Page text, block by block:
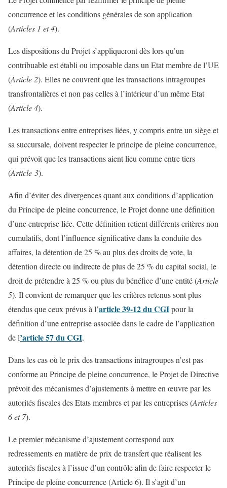
concurrence et les conditions générales de son application
(Articles 1 et 4).
Les dispositions du Projet s’appliqueront dès lors qu’un
contribuable est établi ou imposable dans un Etat membre de l’UE
(Article 2). Elles ne couvrent que les transactions intragroupes
transfrontalières et non pas celles à l’intérieur d’un même Etat
(Article 4).
Les transactions entre entreprises liées, y compris entre un siège et
sa succursale, doivent respecter le principe de pleine concurrence,
qui prévoit que les transactions aient lieu comme entre tiers
(Article 3).
Afin d’éviter des divergences quant aux conditions d’application
du Principe de pleine concurrence, le Projet donne une définition
d’une entreprise liée. Cette définition retient différents critères non
cumulatifs, dont l’influence significative dans la conduite des
affaires, la détention de 25 % au plus des droits de vote, la
détention directe ou indirecte de plus de 25 % du capital social, le
droit de prétendre à 25 % ou plus du bénéfice d’une entité (Article
5). Il convient de remarquer que les critères retenus sont plus
étendus que ceux prévus à l’article 39-12 du CGIpour la
définition d’une entreprise associée dans le cadre de l’application
de l’article 57 du CGI.
Dans les cas où le prix des transactions intragroupes n’est pas
conforme au Principe de pleine concurrence, le Projet de Directive
prévoit des mécanismes d’ajustements à mettre en œuvre par les
autorités fiscales des Etats membres et par les entreprises (Articles
6 et 7).
Le premier mécanisme d’ajustement correspond aux
redressements en matière de prix de transfert que réalisent les
autorités fiscales à l’issue d’un contrôle afin de faire respecter le
Principe de pleine concurrence (Article 6). Il s’agit d’un